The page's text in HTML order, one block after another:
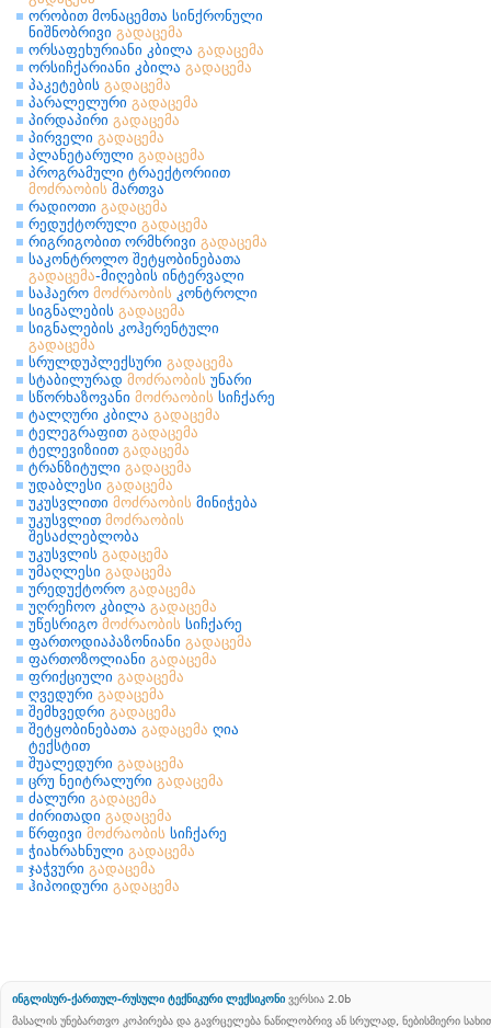
ორობით მონაცემთა სინქრონული
ნიშნობრივი გადაცემა
ორსაფეხურიანი კბილა გადაცემა
ორსიჩქარიანი კბილა გადაცემა
პაკეტების გადაცემა
პარალელური გადაცემა
პირდაპირი გადაცემა
პირველი გადაცემა
პლანეტარული გადაცემა
პროგრამული ტრაექტორიით
მოძრაობის მართვა
რადიოთი გადაცემა
რედუქტორული გადაცემა
რიგრიგობით ორმხრივი გადაცემა
საკონტროლო შეტყობინებათა
გადაცემა-მიღების ინტერვალი
საჰაერო მოძრაობის კონტროლი
სიგნალების გადაცემა
სიგნალების კოჰერენტული
გადაცემა
სრულდუპლექსური გადაცემა
სტაბილურად მოძრაობის უნარი
სწორხაზოვანი მოძრაობის სიჩქარე
ტალღური კბილა გადაცემა
ტელეგრაფით გადაცემა
ტელევიზიით გადაცემა
ტრანზიტული გადაცემა
უდაბლესი გადაცემა
უკუსვლითი მოძრაობის მინიჭება
უკუსვლით მოძრაობის
შესაძლებლობა
უკუსვლის გადაცემა
უმაღლესი გადაცემა
ურედუქტორო გადაცემა
უღრეჩოო კბილა გადაცემა
უწესრიგო მოძრაობის სიჩქარე
ფართოდიაპაზონიანი გადაცემა
ფართოზოლიანი გადაცემა
ფრიქციული გადაცემა
ღვედური გადაცემა
შემხვედრი გადაცემა
შეტყობინებათა გადაცემა ღია
ტექსტით
შუალედური გადაცემა
ცრუ ნეიტრალური გადაცემა
ძალური გადაცემა
ძირითადი გადაცემა
წრფივი მოძრაობის სიჩქარე
ჭიახრახნული გადაცემა
ჯაჭვური გადაცემა
ჰიპოიდური გადაცემა
ინგლისურ-ქართულ-რუსული ტექნიკური ლექსიკონი ვერსია 2.0b
მასალის უნებართვო კოპირება და გავრცელება ნაწილობრივ ან სრულად, ნებისმიერი